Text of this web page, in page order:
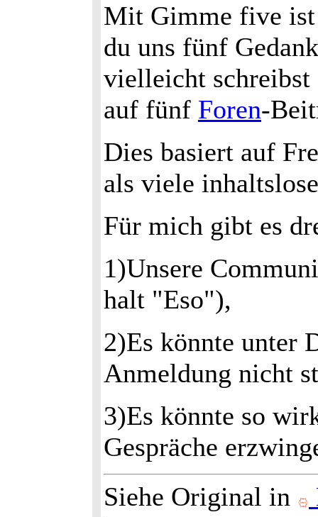
Mit Gimme five
du uns fünf
vielleicht schreibst
auf fünf Foren-
Dies basiert auf
als viele
Für mich gibt es
1)Unsere
halt "Eso"),
2)Es könnte unter
Anmeldung nicht
3)Es könnte so
Gespräche
Siehe Original in